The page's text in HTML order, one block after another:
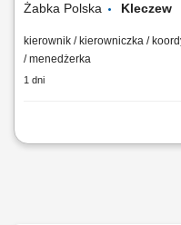
Żabka Polska
kierownik / kierowniczka /
/ menedżerka
1 dni
Główne zadania: Prowadzenie